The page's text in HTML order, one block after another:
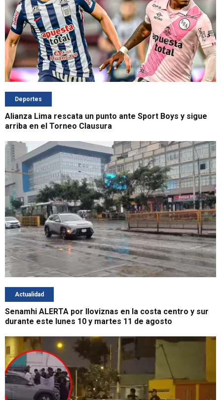
Deportes
Alianza Lima rescata un punto ante Sport Boys y sigue
arriba en el Torneo Clausura
Actualidad
Senamhi ALERTA por lloviznas en la costa centro y sur
durante este lunes 10 y martes 11 de agosto